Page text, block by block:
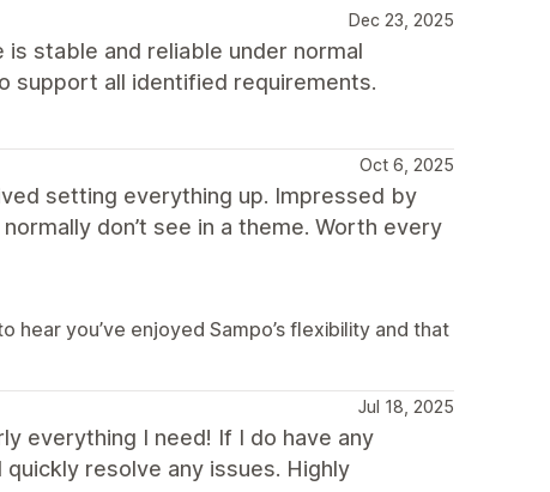
Dec 23, 2025
stable and reliable under normal
support all identified requirements.
Oct 6, 2025
setting everything up. Impressed by
don’t see in a theme. Worth every
hear you’ve enjoyed Sampo’s flexibility and that
Jul 18, 2025
everything I need! If I do have any
resolve any issues. Highly